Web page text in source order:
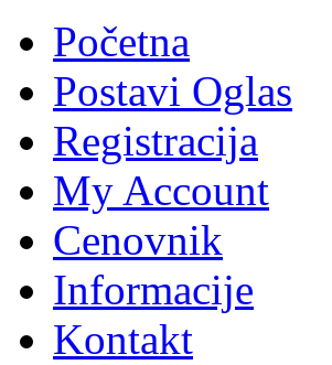
Početna
Postavi Oglas
Registracija
My Account
Cenovnik
Informacije
Kontakt